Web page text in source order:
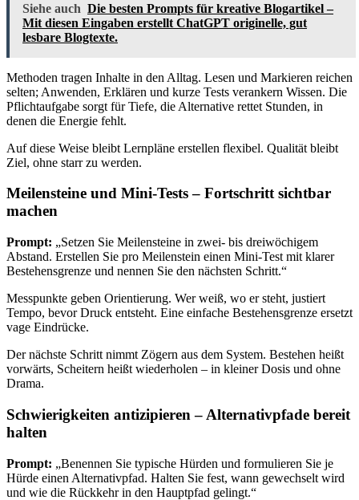
Siehe auch Die besten Prompts für kreative Blogartikel –
Mit diesen Eingaben erstellt ChatGPT originelle, gut
lesbare Blogtexte.
Methoden tragen Inhalte in den Alltag. Lesen und Markieren reichen
selten; Anwenden, Erklären und kurze Tests verankern Wissen. Die
Pflichtaufgabe sorgt für Tiefe, die Alternative rettet Stunden, in
denen die Energie fehlt.
Auf diese Weise bleibt Lernpläne erstellen flexibel. Qualität bleibt
Ziel, ohne starr zu werden.
Meilensteine und Mini-Tests – Fortschritt sichtbar
machen
Prompt: „Setzen Sie Meilensteine in zwei- bis dreiwöchigem
Abstand. Erstellen Sie pro Meilenstein einen Mini-Test mit klarer
Bestehensgrenze und nennen Sie den nächsten Schritt.“
Messpunkte geben Orientierung. Wer weiß, wo er steht, justiert
Tempo, bevor Druck entsteht. Eine einfache Bestehensgrenze ersetzt
vage Eindrücke.
Der nächste Schritt nimmt Zögern aus dem System. Bestehen heißt
vorwärts, Scheitern heißt wiederholen – in kleiner Dosis und ohne
Drama.
Schwierigkeiten antizipieren – Alternativpfade bereit
halten
Prompt: „Benennen Sie typische Hürden und formulieren Sie je
Hürde einen Alternativpfad. Halten Sie fest, wann gewechselt wird
und wie die Rückkehr in den Hauptpfad gelingt.“